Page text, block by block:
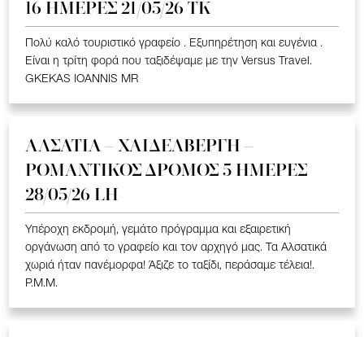
16 ΗΜΕΡΕΣ 21/05/26 TK
Πολύ καλό τουριστικό γραφείο . Εξυπηρέτηση και ευγένια .
Είναι η τρίτη φορά που ταξιδέψαμε με την Versus Travel.
GKEKAS IOANNIS MR
ΑΛΣΑΤΙΑ – ΧΑΙΔΕΛΒΕΡΓΗ –
ΡΟΜΑΝΤΙΚΟΣ ΔΡΟΜΟΣ 5 ΗΜΕΡΕΣ
28/05/26 LH
Υπέροχη εκδρομή, γεμάτο πρόγραμμα και εξαιρετική
οργάνωση από το γραφείο και τον αρχηγό μας. Τα Αλσατικά
χωριά ήταν πανέμορφα! Άξιζε το ταξίδι, περάσαμε τέλεια!.
P.M.M.